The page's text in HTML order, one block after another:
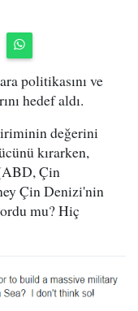
politikasını ve
hedef aldı.
değerini
kırarken,
Çin
Çin Denizi'nin
mu? Hiç